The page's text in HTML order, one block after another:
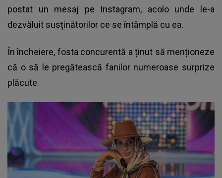
postat un mesaj pe Instagram, acolo unde le-a
dezvăluit susținătorilor ce se întâmplă cu ea.
În încheiere, fosta concurentă a ținut să menționeze
că o să le pregătească fanilor numeroase surprize
plăcute.